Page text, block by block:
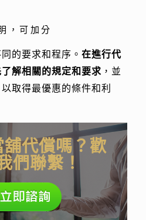
，可加分
的要求和程序。在進行代
解相關的規定和要求 ，並
取得最優惠的條件和利
代償嗎？歡
們聯繫！